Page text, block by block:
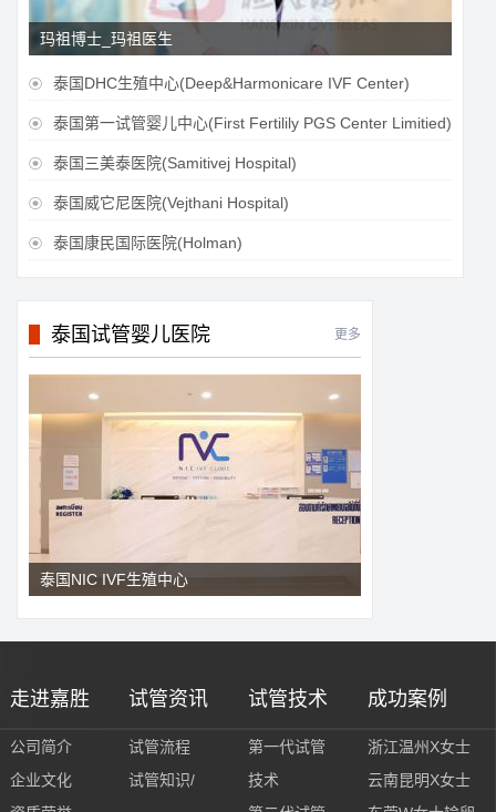
玛祖博士_玛祖医生
 泰国DHC生殖中心(Deep&Harmonicare IVF Center)
 泰国第一试管婴儿中心(First Fertilily PGS Center Limitied)
 泰国三美泰医院(Samitivej Hospital)
 泰国威它尼医院(Vejthani Hospital)
 泰国康民国际医院(Holman)
泰国试管婴儿医院 更多
泰国NIC IVF生殖中心
走进嘉胜
公司简介
企业文化
试管资讯
试管流程
试管知识/
试管技术
第一代试管
技术
成功案例
浙江温州X女士
云南昆明X女士